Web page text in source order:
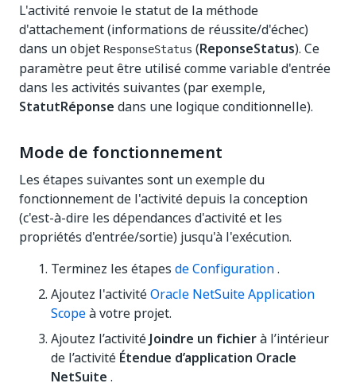
L'activité renvoie le statut de la méthode
d'attachement (informations de réussite/d'échec)
dans un objet ResponseStatus (ReponseStatus). Ce
paramètre peut être utilisé comme variable d'entrée
dans les activités suivantes (par exemple,
StatutRéponse dans une logique conditionnelle).
Mode de fonctionnement
Les étapes suivantes sont un exemple du
fonctionnement de l'activité depuis la conception
(c'est-à-dire les dépendances d'activité et les
propriétés d'entrée/sortie) jusqu'à l'exécution.
Terminez les étapes de Configuration.
Ajoutez l'activitéOracle NetSuite Application
Scopeà votre projet.
Ajoutez l’activitéJoindre un fichierà l’intérieur
de l’activité Étendue d’application Oracle
NetSuite .